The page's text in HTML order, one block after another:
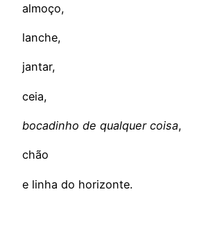
almoço,
lanche,
jantar,
ceia,
bocadinho de qualquer coisa,
chão
e linha do horizonte.